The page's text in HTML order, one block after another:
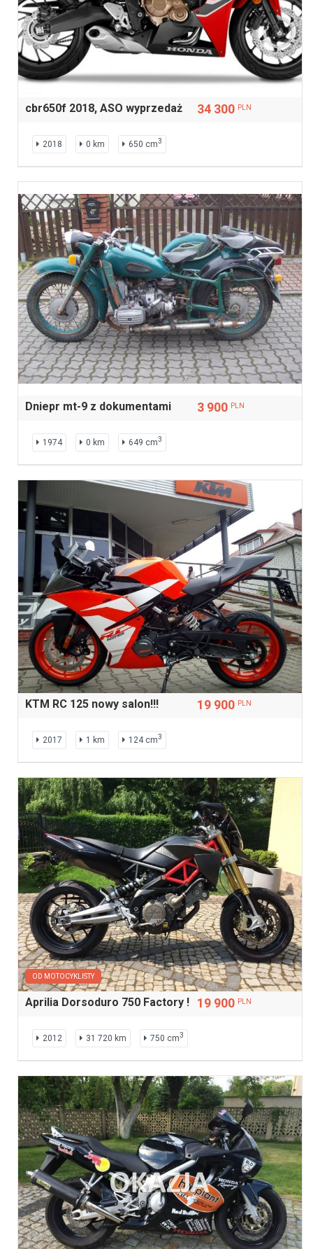
cbr650f 2018, ASO wyprzedaż 34 300 PLN
2018 0 km 650 cm3
Dniepr mt-9 z dokumentami 3 900 PLN
1974 0 km 649 cm3
KTM RC 125 nowy salon!!! 19 900 PLN
2017 1 km 124 cm3
OD MOTOCYKLISTY
Aprilia Dorsoduro 750 Factory ! 19 900 PLN
2012 31 720 km 750 cm3